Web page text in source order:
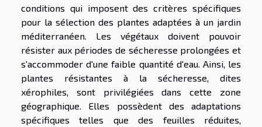
conditions qui imposent des critères spécifiques
pour la sélection des plantes adaptées à un jardin
méditerranéen. Les végétaux doivent pouvoir
résister aux périodes de sécheresse prolongées et
s'accommoder d'une faible quantité d'eau. Ainsi, les
plantes résistantes à la sécheresse, dites
xérophiles, sont privilégiées dans cette zone
géographique. Elles possèdent des adaptations
spécifiques telles que des feuilles réduites,